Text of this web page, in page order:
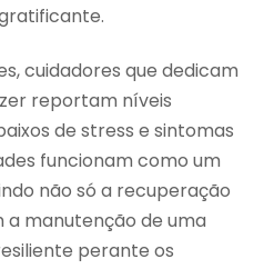
cuidadores que dedicam
reportam níveis
de stress e sintomas
funcionam como um
não só a recuperação
manutenção de uma
perante os